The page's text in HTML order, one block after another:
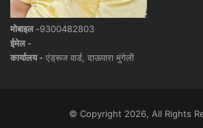
मोबाइल -9300482803
ईमेल -
कार्यालय - एंड्रूज वार्ड, दाऊपारा मुंगेली
© Copyright 2026, All Rights